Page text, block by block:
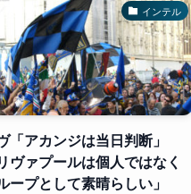
インテル
「アカンジは当日判断」
ヴァプールは個人ではなく
ープとして素晴らしい」